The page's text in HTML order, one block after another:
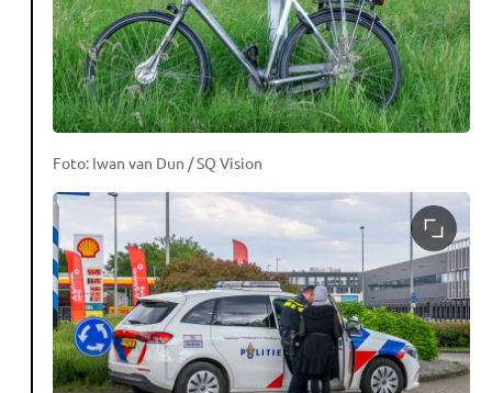
Foto: Iwan van Dun / SQ Vision